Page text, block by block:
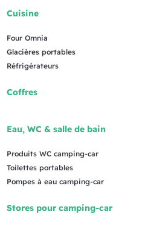
Cuisine
Four Omnia
Glacières portables
Réfrigérateurs
Coffres
Eau, WC & salle de bain
Produits WC camping-car
Toilettes portables
Pompes à eau camping-car
Stores pour camping-car